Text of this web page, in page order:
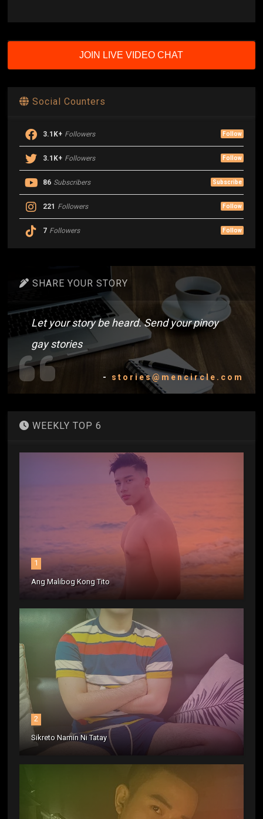
JOIN LIVE VIDEO CHAT
Social Counters
3.1K+ Followers Follow
3.1K+ Followers Follow
86 Subscribers Subscribe
221 Followers Follow
7 Followers Follow
SHARE YOUR STORY
Let your story be heard. Send your pinoy
gay stories
- stories@mencircle.com
WEEKLY TOP 6
1
Ang Malibog Kong Tito
2
Sikreto Namin Ni Tatay